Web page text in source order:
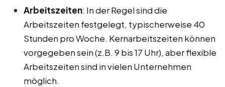
Arbeitszeiten: In der Regel sind die
Arbeitszeiten festgelegt, typischerweise 40
Stunden pro Woche. Kernarbeitszeiten können
vorgegeben sein (z.B. 9 bis 17 Uhr), aber flexible
Arbeitszeiten sind in vielen Unternehmen
möglich.